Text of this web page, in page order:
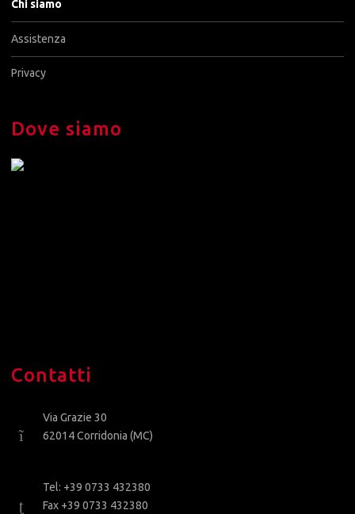
Chi siamo
Assistenza
Privacy
Dove siamo
Contatti
Via Grazie 30
62014 Corridonia (MC)
Tel: +39 0733 432380
Fax +39 0733 432380